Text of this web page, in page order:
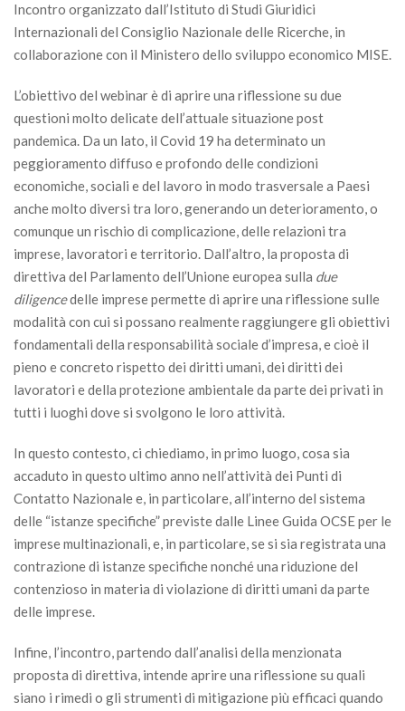
Incontro organizzato dall’Istituto di Studi Giuridici
Internazionali del Consiglio Nazionale delle Ricerche, in
collaborazione con il Ministero dello sviluppo economico MISE.
L’obiettivo del webinar è di aprire una riflessione su due
questioni molto delicate dell’attuale situazione post
pandemica. Da un lato, il Covid 19 ha determinato un
peggioramento diffuso e profondo delle condizioni
economiche, sociali e del lavoro in modo trasversale a Paesi
anche molto diversi tra loro, generando un deterioramento, o
comunque un rischio di complicazione, delle relazioni tra
imprese, lavoratori e territorio. Dall’altro, la proposta di
direttiva del Parlamento dell’Unione europea sulla due
diligencedelle imprese permette di aprire una riflessione sulle
modalità con cui si possano realmente raggiungere gli obiettivi
fondamentali della responsabilità sociale d’impresa, e cioè il
pieno e concreto rispetto dei diritti umani, dei diritti dei
lavoratori e della protezione ambientale da parte dei privati in
tutti i luoghi dove si svolgono le loro attività.
In questo contesto, ci chiediamo, in primo luogo, cosa sia
accaduto in questo ultimo anno nell’attività dei Punti di
Contatto Nazionale e, in particolare, all’interno del sistema
delle “istanze specifiche” previste dalle Linee Guida OCSE per le
imprese multinazionali, e, in particolare, se si sia registrata una
contrazione di istanze specifiche nonché una riduzione del
contenzioso in materia di violazione di diritti umani da parte
delle imprese.
Infine, l’incontro, partendo dall’analisi della menzionata
proposta di direttiva, intende aprire una riflessione su quali
siano i rimedi o gli strumenti di mitigazione più efficaci quando